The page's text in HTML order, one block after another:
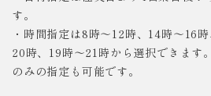
す。
・時間指定は8時～12時、14時～16
20時、19時～21時から選択できます
のみの指定も可能です。